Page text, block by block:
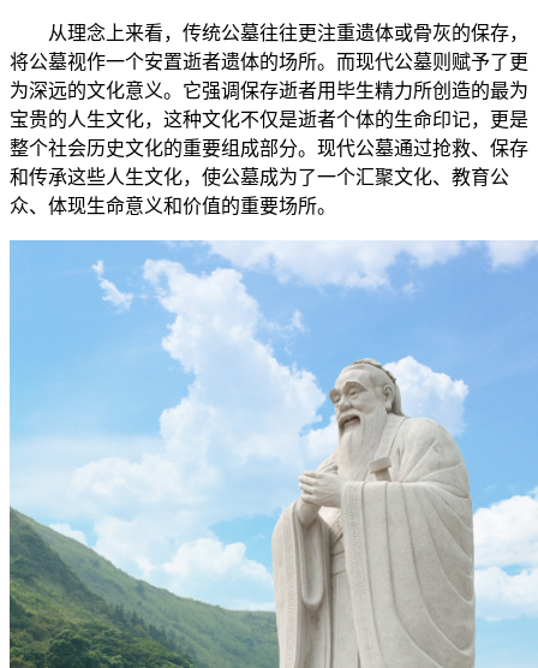
从理念上来看，传统公墓往往更注重遗体或骨灰的保存，
将公墓视作一个安置逝者遗体的场所。而现代公墓则赋予了更
为深远的文化意义。它强调保存逝者用毕生精力所创造的最为
宝贵的人生文化，这种文化不仅是逝者个体的生命印记，更是
整个社会历史文化的重要组成部分。现代公墓通过抢救、保存
和传承这些人生文化，使公墓成为了一个汇聚文化、教育公
众、体现生命意义和价值的重要场所。